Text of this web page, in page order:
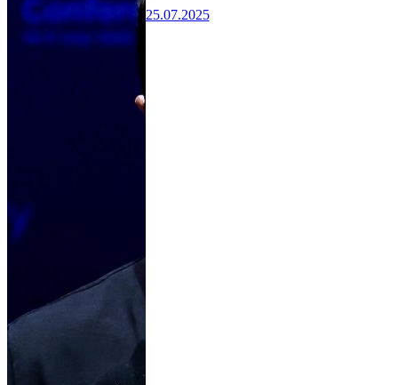
25.07.2025